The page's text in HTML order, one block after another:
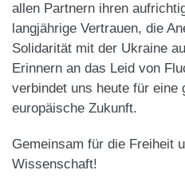
allen Partnern ihren
langjährige Vertrauen, die
Solidarität mit der Ukraine
Erinnern an das Leid von
verbindet uns heute für eine
europäische Zukunft.
​Gemeinsam für die Freiheit
Wissenschaft!